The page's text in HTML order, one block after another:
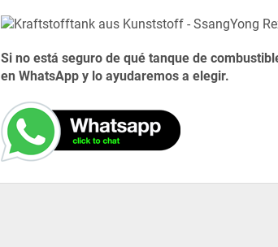
Si no está seguro de qué tanque de
en WhatsApp y lo ayudaremos a elegir.